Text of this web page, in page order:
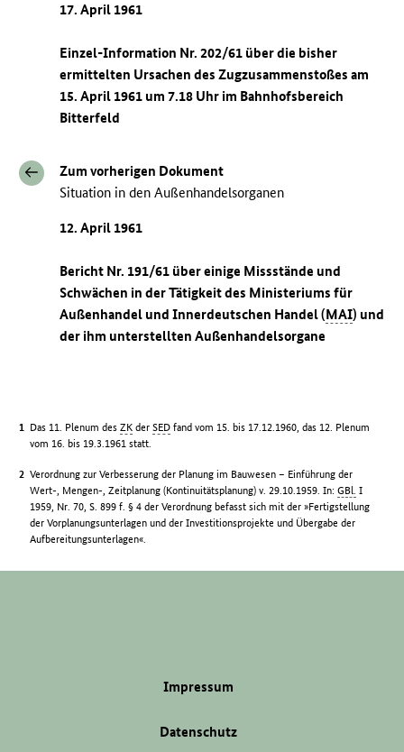
17. April 1961
Einzel-Information Nr. 202/61 über die bisher
ermittelten Ursachen des Zugzusammenstoßes am
15. April 1961 um 7.18 Uhr im Bahnhofsbereich
Bitterfeld
Zum vorherigen Dokument
Situation in den Außenhandelsorganen
12. April 1961
Bericht Nr. 191/61 über einige Missstände und
Schwächen in der Tätigkeit des Ministeriums für
Außenhandel und Innerdeutschen Handel (MAI) und
der ihm unterstellten Außenhandelsorgane
Das 11. Plenum desZK derSED fand vom 15. bis 17.12.1960, das 12. Plenum
vom 16. bis 19.3.1961 statt.
Verordnung zur Verbesserung der Planung im Bauwesen – Einführung der
Wert-, Mengen-, Zeitplanung (Kontinuitätsplanung) v. 29.10.1959. In:GBl. I
1959, Nr. 70, S. 899 f. § 4 der Verordnung befasst sich mit der »Fertigstellung
der Vorplanungsunterlagen und der Investitionsprojekte und Übergabe der
Aufbereitungsunterlagen«.
Impressum
Datenschutz